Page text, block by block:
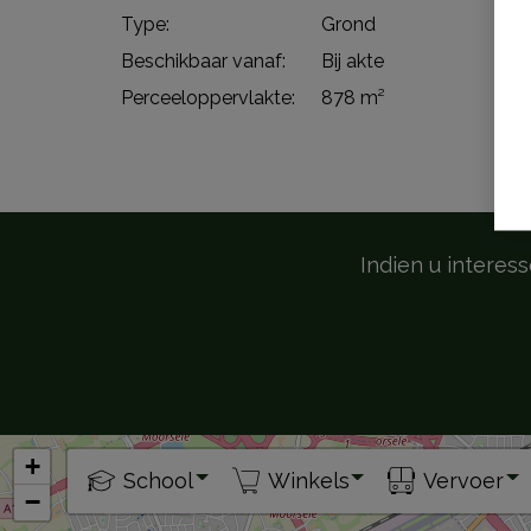
Type:
Grond
Beschikbaar vanaf:
Bij akte
Perceeloppervlakte:
878 m²
Indien u
+
−
School Winkels Vervoer